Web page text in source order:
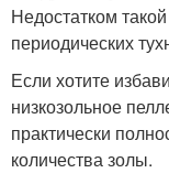
Недостатком
периодических
Если хотите
низкозольное
практически
количества золы.